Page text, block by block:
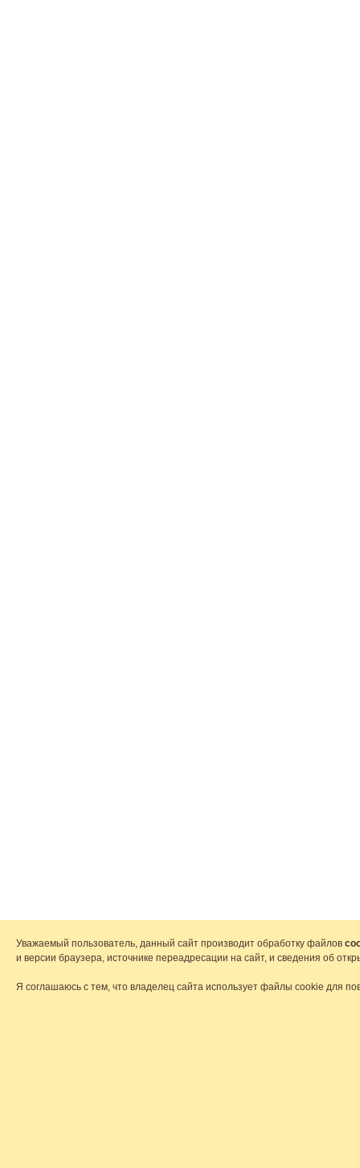
Уважаемый пользователь, данный сайт производит обработку файлов
и версии браузера, источнике переадресации на сайт, и сведения об
Я соглашаюсь с тем, что владелец сайта использует файлы cookie для